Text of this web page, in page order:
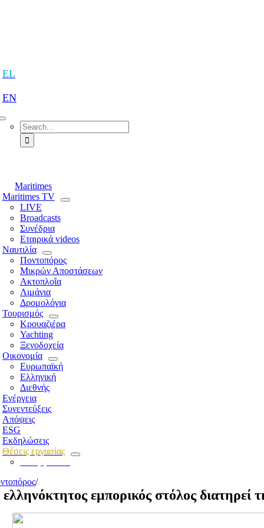
EL
EN
Search
for:
Maritimes
Maritimes TV
LIVE
Broadcasts
Συνέδρια
Εταιρικά videos
Ναυτιλία
Ποντοπόρος
Μικρών Αποστάσεων
Ακτοπλοΐα
Λιμάνια
Δρομολόγια
Τουρισμός
Κρουαζιέρα
Yachting
Ξενοδοχεία
Οικονομία
Ευρωπαϊκή
Ελληνική
Διεθνής
Ενέργεια
Συνεντεύξεις
Απόψεις
ESG
Εκδηλώσεις
Θέσεις εργασίας
/
εμπορικός στόλος διατηρεί